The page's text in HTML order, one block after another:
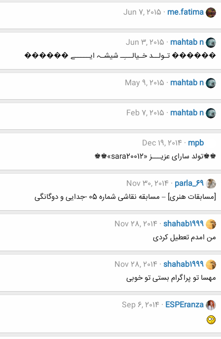
me.fatima
Jun 7, 2015
mahtab n
Jun 3, 2015
������ تـولــد خـیالـــِـ شیشـہ ایـــــے ������
mahtab n
May 9, 2015
mahtab n
Feb 7, 2015
mpb
Dec 19, 2014
♚♚تولد سارای عزیـــز «sara20012»♚♚
parla_69
Nov 30, 2014
[مسابقات هنری] – مسابقه نقاشی شماره 05 -جدایی و دوگانگی
shahab1999
Nov 28, 2014
من امدم تعطیل کردی
shahab1999
Nov 28, 2014
مهسا تو پراگرام بستی تو خوبی
ESPEranza
Sep 6, 2014